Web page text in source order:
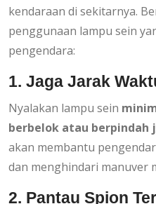
kendaraan di sekitarnya.
penggunaan lampu sein
pengendara:
1. Jaga Jarak
Nyalakan lampu sein
berbelok atau berpindah
akan membantu
dan menghindari manuver
2. Pantau Spion